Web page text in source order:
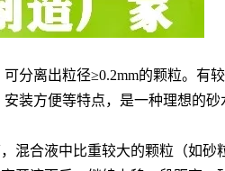
可分离出粒径≥0.2mm的颗粒。有
装方便等特点，是一种理想的砂
混合液中比重较大的颗粒（如砂